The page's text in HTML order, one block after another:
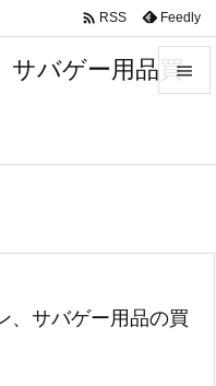
サバゲー用品買

前へ
次へ
 RSS Feedly
、サバゲー用品の買